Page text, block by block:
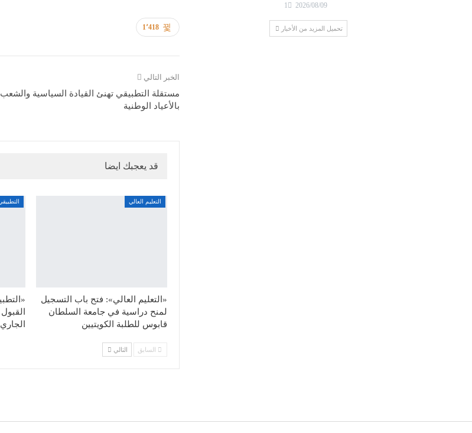
1٬418
الخبر التالي
مستقلة التطبيقي تهنئ القيادة السياسية والشعب
بالأعياد الوطنية
قد يعجبك ايضا
الجاري
التعليم العالي
«التعليم العالي»: فتح باب التسجيل
لمنح دراسية في جامعة السلطان
قابوس للطلبة الكويتيين
السابق التالي
2026/08/09
1
تحميل المزيد من الأخبار